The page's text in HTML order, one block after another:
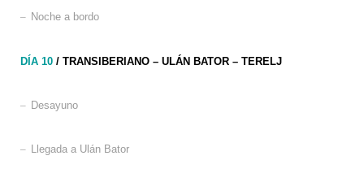
– Noche a bordo
DÍA 10 / TRANSIBERIANO – ULÁN BATOR – TERELJ
– Desayuno
– Llegada a Ulán Bator